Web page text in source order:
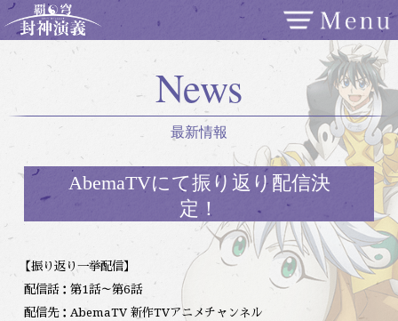
News
最新情報
AbemaTVにて振り返り配信決
定！
【振り返り一挙配信】
配信話：第1話～第6話
配信先：AbemaTV 新作TVアニメチャンネル